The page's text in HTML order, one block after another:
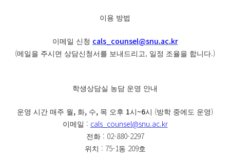
이용 방법
이메일 신청 cals_counsel@snu.ac.kr
(메일을 주시면 상담신청서를 보내드리고, 일정 조율을 합니다.)
학생상담실 농담 운영 안내
운영 시간 매주 월 , 화, 수, 목 오후 1시 ~6시 (방학 중에도 운영)
이메일 : cals_counsel@snu.ac.kr
전화 : 02-880-2297
위치 : 75-1동 209호